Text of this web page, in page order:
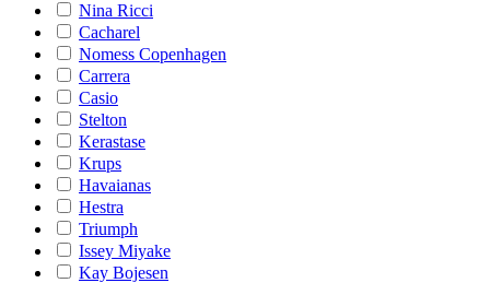
Nina Ricci
Cacharel
Nomess Copenhagen
Carrera
Casio
Stelton
Kerastase
Krups
Havaianas
Hestra
Triumph
Issey Miyake
Kay Bojesen